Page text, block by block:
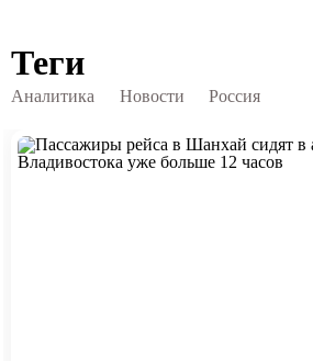
Теги
Аналитика Новости Россия